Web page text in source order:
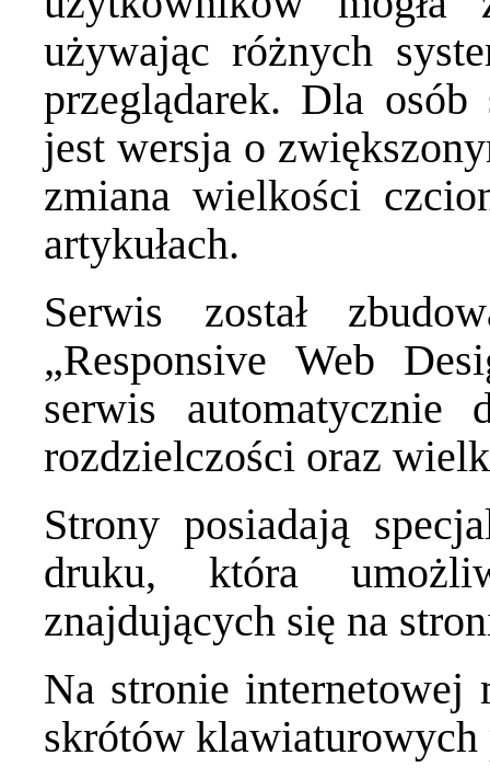
używając różnych
przeglądarek. Dla osób
jest wersja o
zmiana wielkości
artykułach.
Serwis został
„Responsive Web
serwis automatycznie
rozdzielczości oraz
Strony posiadają
druku, która
znajdujących się na
Na stronie internetowej
skrótów klawiaturowych